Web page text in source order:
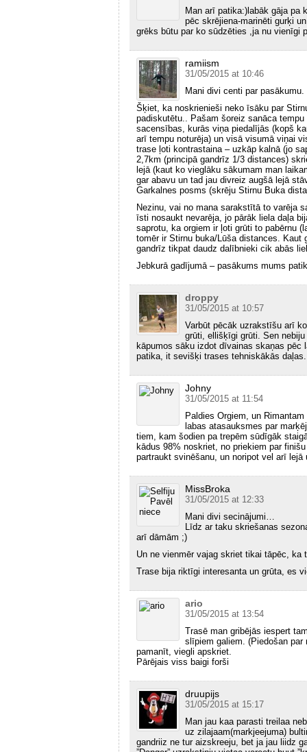
Man arī patika:)labāk gāja
pēc skrējiena-marinēti gurķi
grēks būtu par ko sūdzēties ,ja nu vienīgi
ramiism
31/05/2015 at 10:46
Mani divi centi par pasākumu.
Šķiet, ka noskrienieši neko īsāku par
padiskutētu.. Pašam šoreiz sanāca
sacensības, kurās viņa piedalījās (kopš
arī tempu noturēja) un visā visumā viņai
trase ļoti kontrastaina – uzkāp kalnā (jo
2,7km (principā gandrīz 1/3 distances)
lejā (kaut ko vieglāku sākumam man
gar abavu un tad jau divreiz augšā lejā
Garkalnes posms (skrēju Stirnu Buka
Nezinu, vai no mana sarakstītā to varēja
īsti nosaukt nevarēja, jo pārāk liela daļa
saprotu, ka orgiem ir ļoti grūti to pabērnu
tomēr ir Stirnu buka/Lūša distances.
gandrīz tikpat daudz dalībnieki cik abās
Jebkurā gadījumā – pasākums mums
droppy
31/05/2015 at 10:57
Varbūt pēcāk uzrakstīšu arī
grūti, ellišķīgi grūti. Sen
kāpumos sāku izdot dīvainas skaņas pēc
patika, it sevišķi trases tehniskākās daļas.
Johny
31/05/2015 at 11:54
Paldies Orgiem, un
labas atasauksmes par
tiem, kam šodien pa trepēm sūdīgāk
kādus 98% noskriet, no priekiem par
partraukt svinēšanu, un noripot vel arī
MissBroka
31/05/2015 at 12:33
Mani divi secinājumi…
Līdz ar taku skriešanas
arī dāmām ;)
Un ne vienmēr vajag skriet tikai tāpēc, ka
Trase bija riktīgi interesanta un grūta, es
ario
31/05/2015 at 13:54
Trasē man gribējās iespert
slīpiem galiem. (Piedošan
pamanīt, viegli apskriet.
Pārējais viss baigi forši
druupijs
31/05/2015 at 15:17
Man jau kaa parasti treilaa
uz zilajaam(markjeejuma)
gandriiz ne tur aizskreeju, bet ja jau liidz